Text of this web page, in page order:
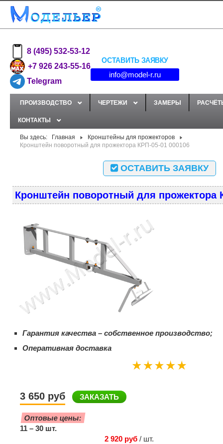
8 (495) 532-53-12
+7 926 243-55-16
Telegram
ОСТАВИТЬ ЗАЯВКУ
info@model-r.ru
ПРОИЗВОДСТВО ЧЕРТЕЖИ ЗАМЕРЫ
КОНТАКТЫ
Вы здесь: Главная
Кронштейны для прожекторов
Кронштейн поворотный для прожектора КРП-05-01 000106
ОСТАВИТЬ ЗАЯВКУ
Кронштейн поворотный для прожектора
Гарантия качества – собственное производство;
Оперативная доставка
3 650 руб ЗАКАЗАТЬ
Оптовые цены:
11 – 30 шт.
2 920 руб / шт.